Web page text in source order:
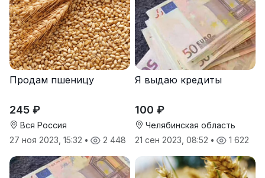
Продам пшеницу
245 ₽
Вся Россия
27 ноя 2023, 15:32 • 2 448
Я выдаю кредиты
100 ₽
Челябинская область
21 сен 2023, 08:52 • 1 622